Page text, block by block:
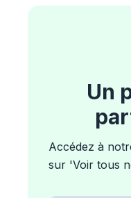
Un
Accédez à
sur 'Voir tous